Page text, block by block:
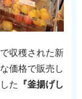
収穫された新
価格で販売し
た 『釜揚げし